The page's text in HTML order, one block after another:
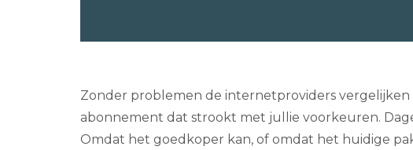
Zonder problemen de internetproviders
abonnement dat strookt met jullie voorkeuren.
Omdat het goedkoper kan, of omdat het huidige